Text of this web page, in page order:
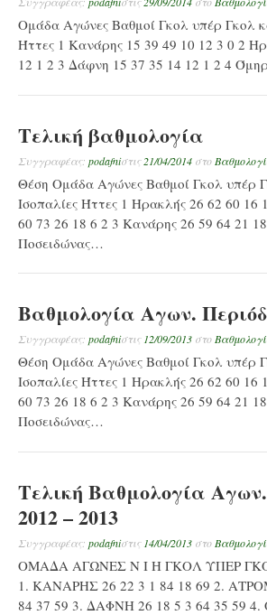
Ομάδα Αγώνες Βαθμοί Γκολ υπέρ Γκολ
Ήττες 1 Κανάρης 15 39 49 10 12 3 0 2
12 1 2 3 Δάφνη 15 37 35 14 12 1 2 4
Τελική βαθμολογία
Συγγραφέας: podafniστις21/04/2014 στο
Θέση Ομάδα Αγώνες Βαθμοί Γκολ υπέρ
Ισοπαλίες Ήττες 1 Ηρακλής 26 62 60 16
60 73 26 18 6 2 3 Κανάρης 26 59 64 21
Ποσειδώνας…
Βαθμολογία Αγων.
Συγγραφέας: podafniστις 12/09/2013 στο
Θέση Ομάδα Αγώνες Βαθμοί Γκολ υπέρ
Ισοπαλίες Ήττες 1 Ηρακλής 26 62 60 16
60 73 26 18 6 2 3 Κανάρης 26 59 64 21
Ποσειδώνας…
Τελική Βαθμολογία
2012 – 2013
Συγγραφέας: podafniστις 14/04/2013 στο
ΟΜΑΔΑ ΑΓΩΝΕΣ Ν Ι Η ΓΚΟΛ ΥΠΕΡ
1. ΚΑΝΑΡΗΣ 26 22 3 1 84 18 69 2.
84 37 59 3. ΔΑΦΝΗ 26 18 5 3 64 35 59